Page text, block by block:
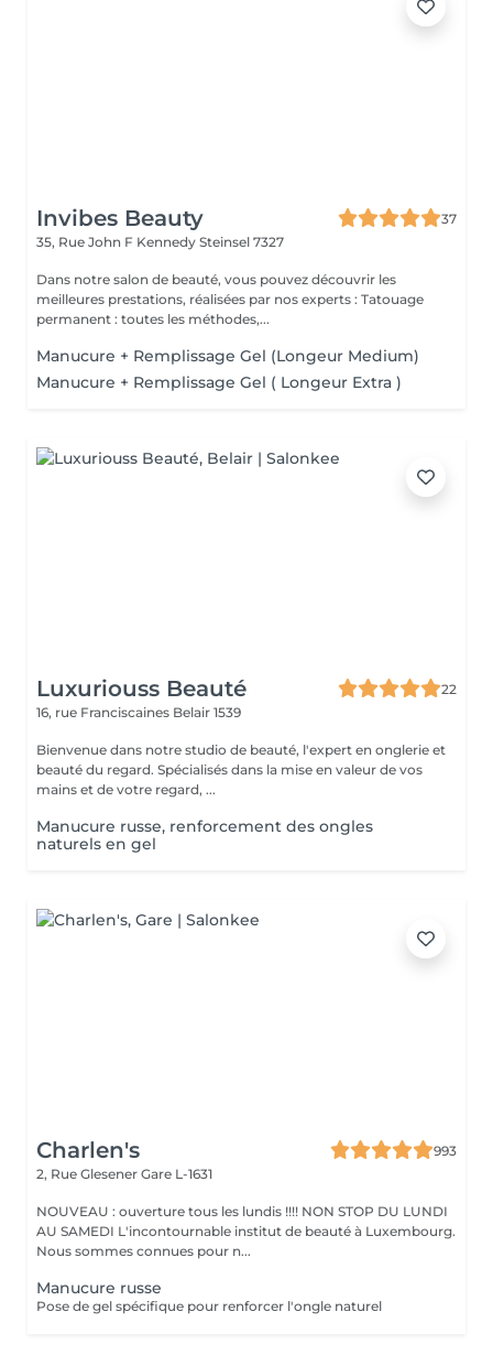
Invibes Beauty
37
35, Rue John F Kennedy Steinsel 7327
Dans notre salon de beauté, vous pouvez découvrir les
meilleures prestations, réalisées par nos experts : Tatouage
permanent : toutes les méthodes,...
Manucure + Remplissage Gel (Longeur Medium)
Manucure + Remplissage Gel ( Longeur Extra )
Luxuriouss Beauté
22
16, rue Franciscaines Belair 1539
Bienvenue dans notre studio de beauté, l'expert en onglerie et
beauté du regard. Spécialisés dans la mise en valeur de vos
mains et de votre regard, ...
Manucure russe, renforcement des ongles
naturels en gel
Charlen's
993
2, Rue Glesener Gare L-1631
NOUVEAU : ouverture tous les lundis !!!! NON STOP DU LUNDI
AU SAMEDI L'incontournable institut de beauté à Luxembourg.
Nous sommes connues pour n...
Manucure russe
Pose de gel spécifique pour renforcer l'ongle naturel